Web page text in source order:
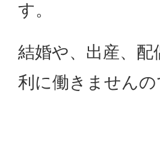
す。
結婚や、出産、
利に働きません